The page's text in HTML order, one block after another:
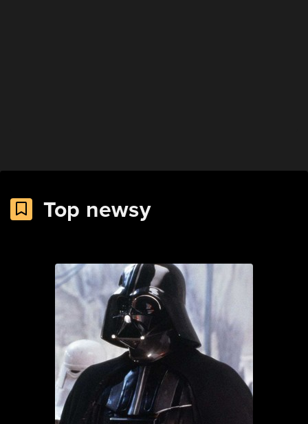
Top newsy